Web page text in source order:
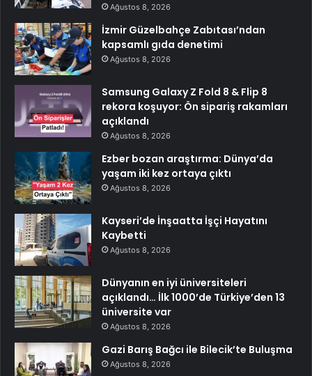
Ağustos 8, 2026
İzmir Güzelbahçe Zabıtası’ndan
kapsamlı gıda denetimi
Ağustos 8, 2026
Samsung Galaxy Z Fold 8 & Flip 8
rekora koşuyor: Ön sipariş rakamları
açıklandı
Ağustos 8, 2026
Ezber bozan araştırma: Dünya’da
yaşam iki kez ortaya çıktı
Ağustos 8, 2026
Kayseri’de İnşaatta İşçi Hayatını
Kaybetti
Ağustos 8, 2026
Dünyanın en iyi üniversiteleri
açıklandı… İlk 1000’de Türkiye’den 13
üniversite var
Ağustos 8, 2026
Gazi Barış Bağcı ile Bilecik’te Buluşma
Ağustos 8, 2026